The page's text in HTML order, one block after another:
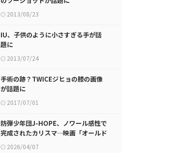
2013/08/23
IU、子供のように小さすぎる手が話
題に
2013/07/24
手術の跡？TWICEジヒョの膝の画像
が話題に
2017/07/01
防弾少年団J-HOPE、ノワール感性で
完成されたカリスマ…映画「オールド
ボーイ」コンセプトのグループ団体写
2026/04/07